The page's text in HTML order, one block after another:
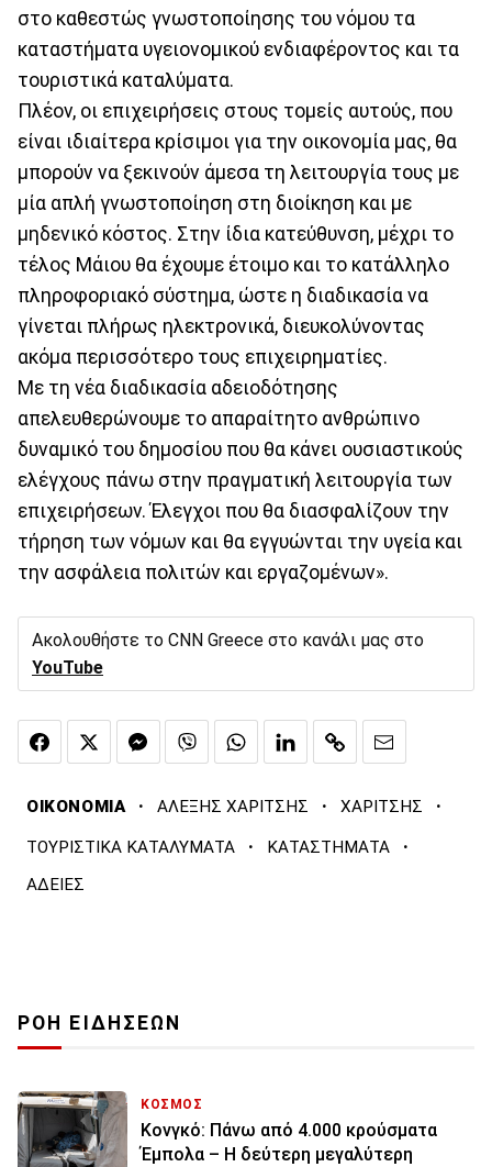
στο καθεστώς γνωστοποίησης του νόμου τα
καταστήματα υγειονομικού ενδιαφέροντος και τα
τουριστικά καταλύματα.
Πλέον, οι επιχειρήσεις στους τομείς αυτούς, που
είναι ιδιαίτερα κρίσιμοι για την οικονομία μας, θα
μπορούν να ξεκινούν άμεσα τη λειτουργία τους με
μία απλή γνωστοποίηση στη διοίκηση και με
μηδενικό κόστος. Στην ίδια κατεύθυνση, μέχρι το
τέλος Μάιου θα έχουμε έτοιμο και το κατάλληλο
πληροφοριακό σύστημα, ώστε η διαδικασία να
γίνεται πλήρως ηλεκτρονικά, διευκολύνοντας
ακόμα περισσότερο τους επιχειρηματίες.
Με τη νέα διαδικασία αδειοδότησης
απελευθερώνουμε το απαραίτητο ανθρώπινο
δυναμικό του δημοσίου που θα κάνει ουσιαστικούς
ελέγχους πάνω στην πραγματική λειτουργία των
επιχειρήσεων. Έλεγχοι που θα διασφαλίζουν την
τήρηση των νόμων και θα εγγυώνται την υγεία και
την ασφάλεια πολιτών και εργαζομένων».
Ακολουθήστε το CNN Greece στο κανάλι μας στο
YouTube
ΟΙΚΟΝΟΜΙΑ · ΑΛΕΞΗΣ ΧΑΡΙΤΣΗΣ · ΧΑΡΙΤΣΗΣ ·
ΤΟΥΡΙΣΤΙΚΑ ΚΑΤΑΛΥΜΑΤΑ · ΚΑΤΑΣΤΗΜΑΤΑ ·
ΑΔΕΙΕΣ
ΡΟΗ ΕΙΔΗΣΕΩΝ
ΚΟΣΜΟΣ
Κονγκό: Πάνω από 4.000 κρούσματα
Έμπολα – Η δεύτερη μεγαλύτερη